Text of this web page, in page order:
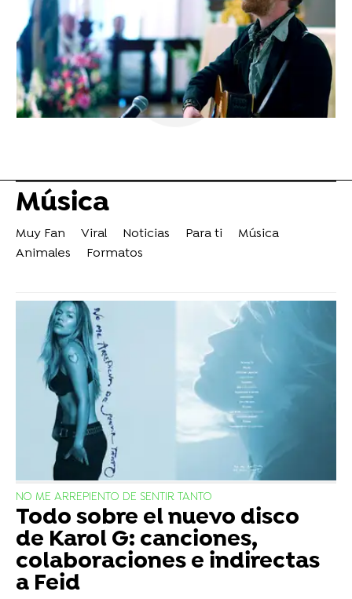
Música
Muy Fan Viral Noticias Para ti
Música
Animales
Formatos
NO ME ARREPIENTO DE SENTIR TANTO
Todo sobre el nuevo disco
de Karol G: canciones,
colaboraciones e indirectas
a Feid